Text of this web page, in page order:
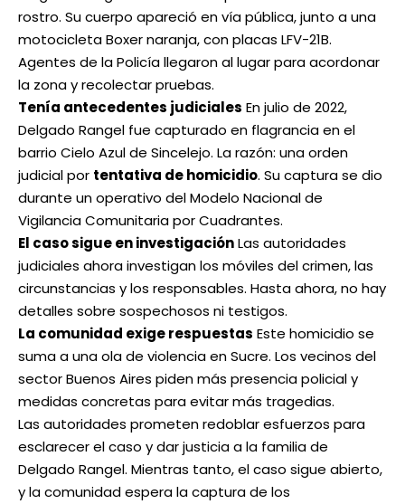
rostro. Su cuerpo apareció en vía pública, junto a una
motocicleta Boxer naranja, con placas LFV-21B.
Agentes de la Policía llegaron al lugar para acordonar
la zona y recolectar pruebas.
Tenía antecedentes judiciales En julio de 2022,
Delgado Rangel fue capturado en flagrancia en el
barrio Cielo Azul de Sincelejo. La razón: una orden
judicial por tentativa de homicidio. Su captura se dio
durante un operativo del Modelo Nacional de
Vigilancia Comunitaria por Cuadrantes.
El caso sigue en investigaciónLas autoridades
judiciales ahora investigan los móviles del crimen, las
circunstancias y los responsables. Hasta ahora, no hay
detalles sobre sospechosos ni testigos.
La comunidad exige respuestas Este homicidio se
suma a una ola de violencia en Sucre. Los vecinos del
sector Buenos Aires piden más presencia policial y
medidas concretas para evitar más tragedias.
Las autoridades prometen redoblar esfuerzos para
esclarecer el caso y dar justicia a la familia de
Delgado Rangel. Mientras tanto, el caso sigue abierto,
y la comunidad espera la captura de los